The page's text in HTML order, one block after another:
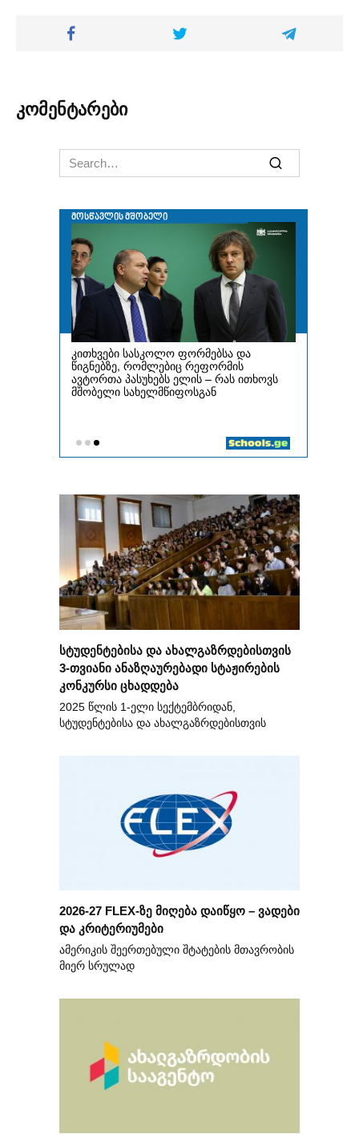
კომენტარები
Search
for:
სტუდენტებისა და ახალგაზრდებისთვის
3-თვიანი ანაზღაურებადი სტაჟირების
კონკურსი ცხადდება
2025 წლის 1-ელი სექტემბრიდან,
სტუდენტებისა და ახალგაზრდებისთვის
2026-27 FLEX-ზე მიღება დაიწყო – ვადები
და კრიტერიუმები
ამერიკის შეერთებული შტატების მთავრობის
მიერ სრულად